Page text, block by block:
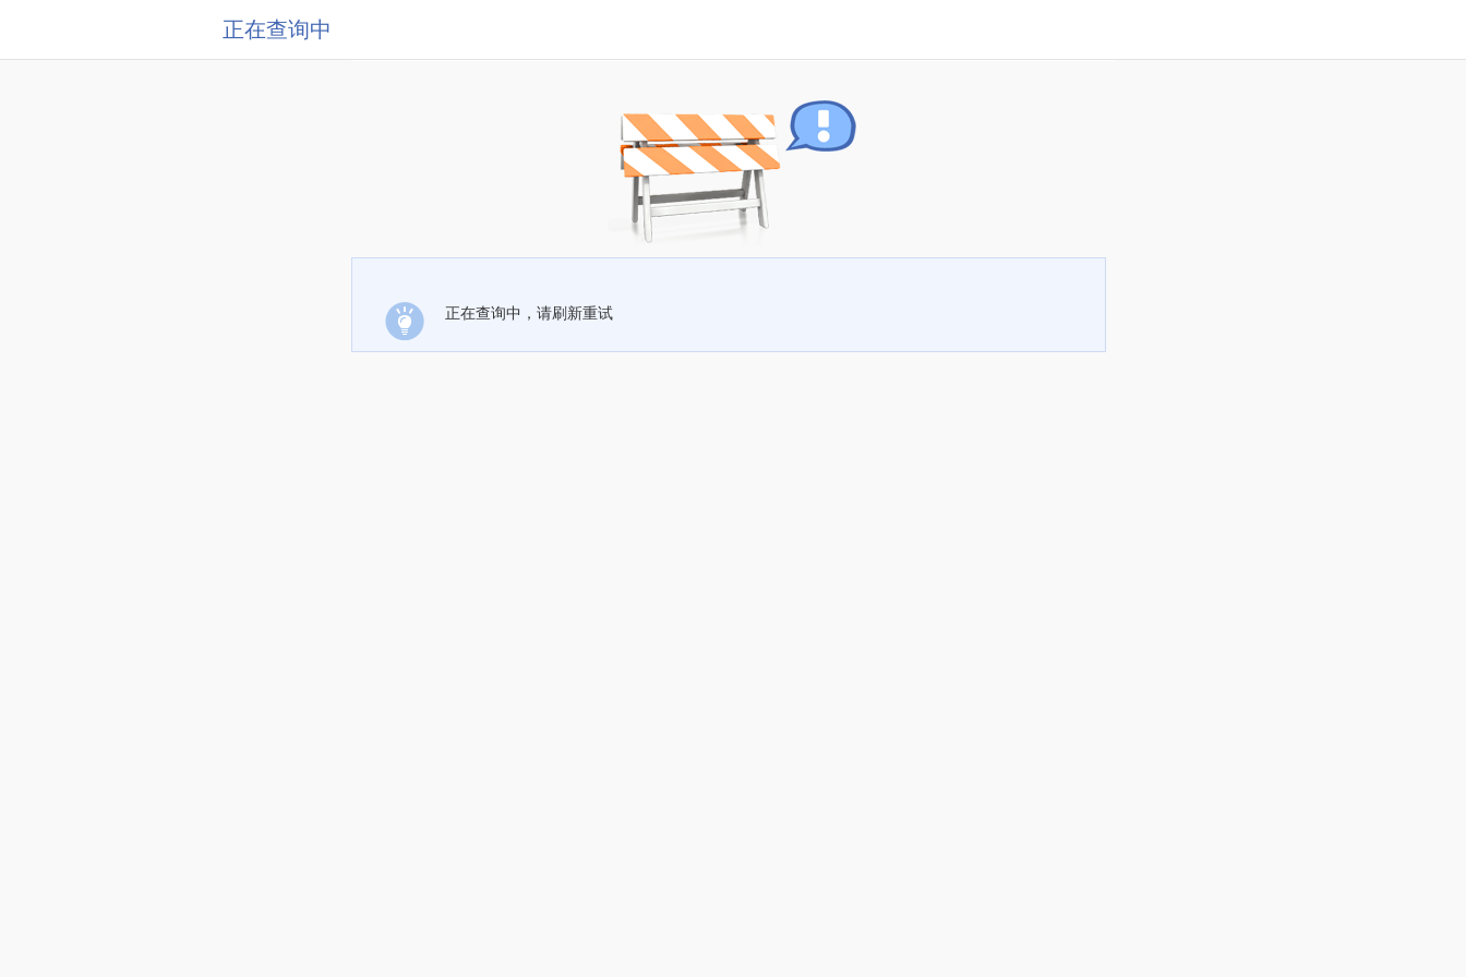
正在查询中
正在查询中，请刷新重试